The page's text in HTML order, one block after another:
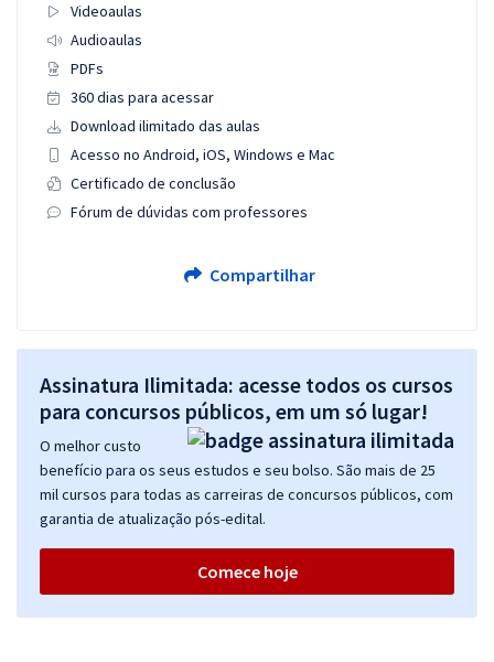
Videoaulas
Audioaulas
PDFs
360 dias para acessar
Download ilimitado das aulas
Acesso no Android, iOS, Windows e Mac
Certificado de conclusão
Fórum de dúvidas com professores
Compartilhar
Assinatura Ilimitada: acesse todos os cursos
para concursos públicos, em um só lugar!
O melhor custo
benefício para os seus estudos e seu bolso. São mais de 25
mil cursos para todas as carreiras de concursos públicos, com
garantia de atualização pós-edital.
Comece hoje